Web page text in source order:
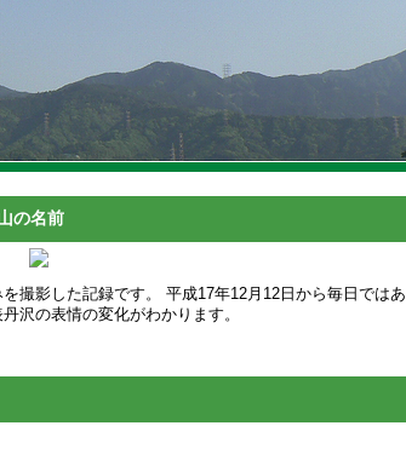
の名前
撮影した記録です。 平成17年12月12日から毎日ではあ
沢の表情の変化がわかります。